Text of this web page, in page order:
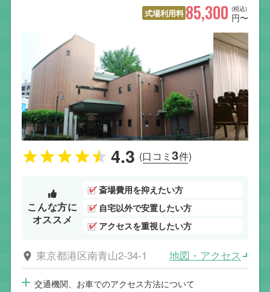
式場利用料 (税込)
85,300 円〜
4.3 (口コミ3件)
こんな方に
オススメ
斎場費用を抑えたい方
自宅以外で安置したい方
アクセスを重視したい方
東京都港区南青山2-34-1 地図・アクセス
交通機関、お車でのアクセス方法について